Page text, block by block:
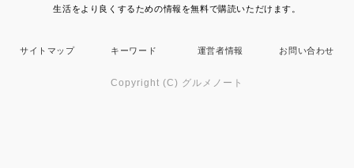
生活をより良くするための情報を無料で購読いただけます。
サイトマップ キーワード 運営者情報 お問い合わせ
Copyright (C) グルメノート